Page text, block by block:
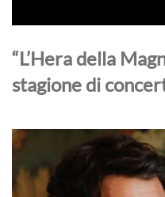
“L’Hera della
stagione di